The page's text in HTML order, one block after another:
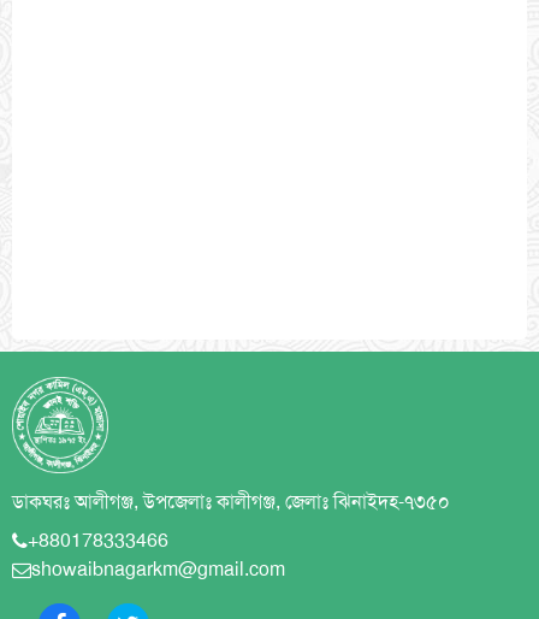
ডাকঘরঃ আলীগঞ্জ, উপজেলাঃ কালীগঞ্জ, জেলাঃ ঝিনাইদহ-৭৩৫০
+880178333466
showaibnagarkm@gmail.com